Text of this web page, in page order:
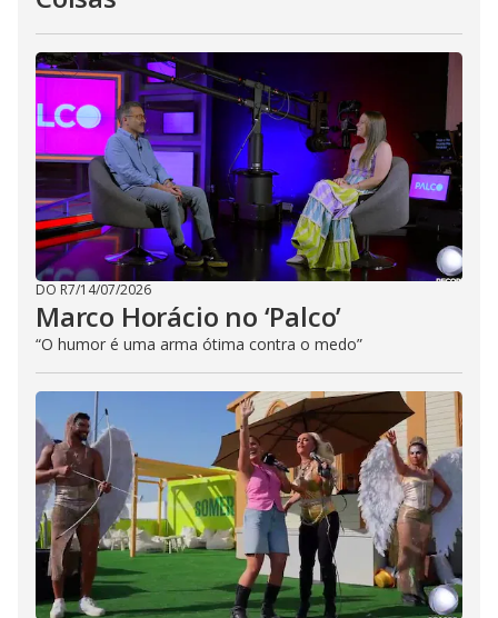
DO R7/14/07/2026
Marco Horácio no ‘Palco’
“O humor é uma arma ótima contra o medo”